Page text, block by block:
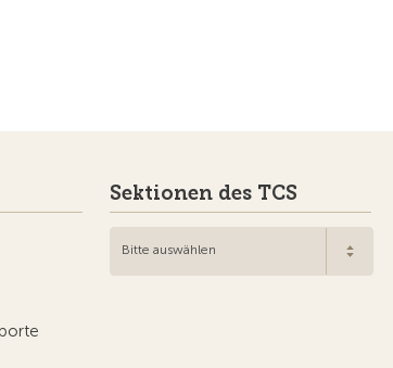
Sektionen des TCS
Bitte auswählen